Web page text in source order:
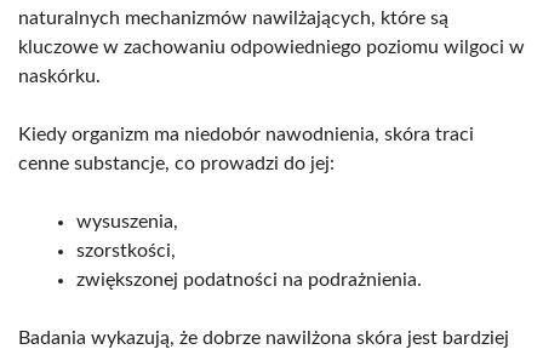
naturalnych mechanizmów nawilżających, które są
kluczowe w zachowaniu odpowiedniego poziomu wilgoci w
naskórku.
Kiedy organizm ma niedobór nawodnienia, skóra traci
cenne substancje, co prowadzi do jej:
wysuszenia,
szorstkości,
zwiększonej podatności na podrażnienia.
Badania wykazują, że dobrze nawilżona skóra jest bardziej